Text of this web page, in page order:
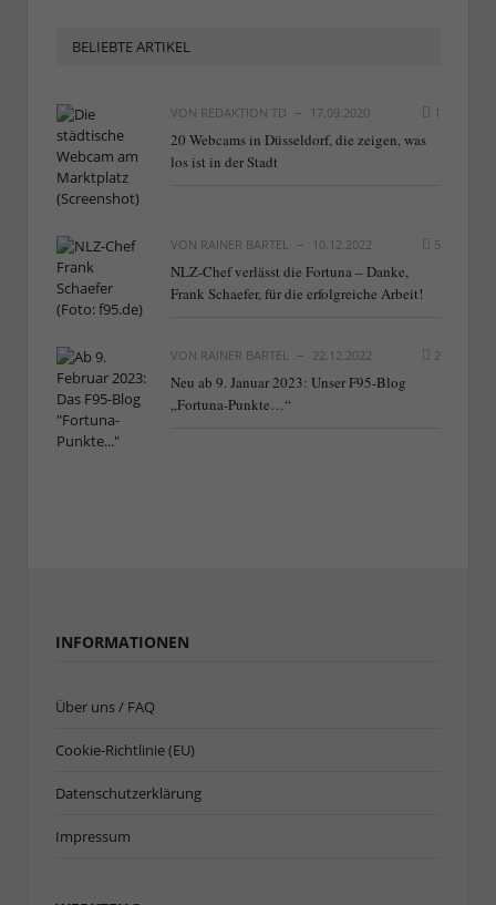
BELIEBTE ARTIKEL
VON REDAKTION TD 17.09.2020 1
20 Webcams in Düsseldorf, die zeigen, was
los ist in der Stadt
VON RAINER BARTEL 10.12.2022 5
NLZ-Chef verlässt die Fortuna – Danke,
Frank Schaefer, für die erfolgreiche Arbeit!
VON RAINER BARTEL 22.12.2022 2
Neu ab 9. Januar 2023: Unser F95-Blog
„Fortuna-Punkte…“
INFORMATIONEN
Über uns / FAQ
Cookie-Richtlinie (EU)
Datenschutzerklärung
Impressum